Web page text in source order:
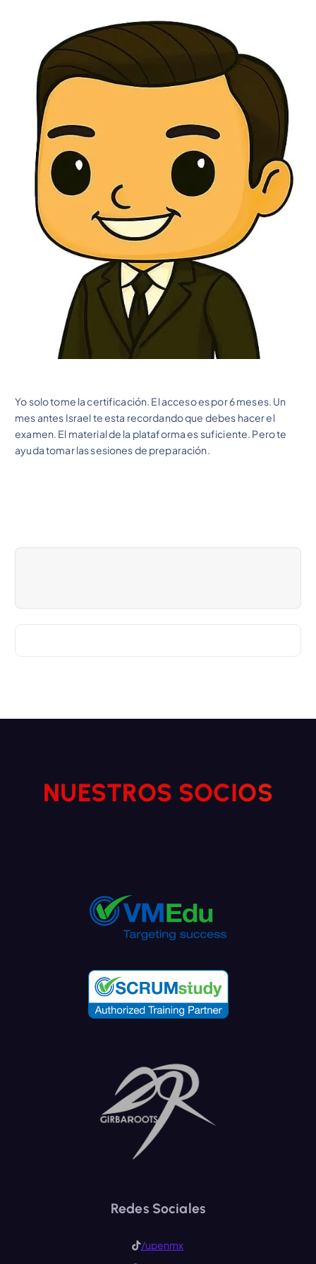
Yo solo tome la certificación. El acceso es por 6 meses. Un
mes antes Israel te esta recordando que debes hacer el
examen. El material de la plataforma es suficiente. Pero te
ayuda tomar las sesiones de preparación.
NUESTROS SOCIOS
Redes Sociales
/upenmx